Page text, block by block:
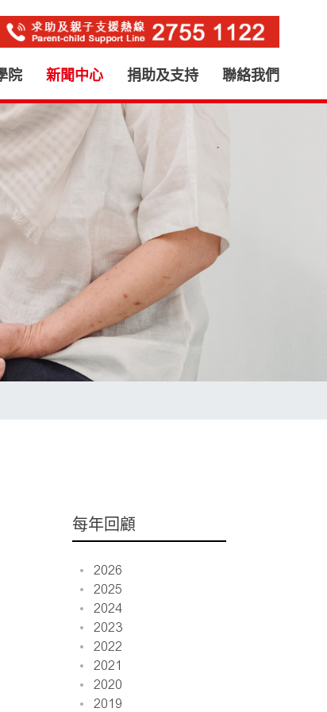
院 新聞中心 捐助及支持 聯絡我們
每年回顧
2026
2025
2024
2023
2022
2021
2020
2019